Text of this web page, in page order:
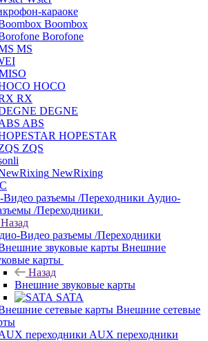
караоке
Boombox
Borofone
MS
HOCO
RX
DEGNE
ABS
HOPESTAR
ZQS
NewRixing
Аудио-
/Переходники
Назад
Видео разъемы /Переходники
Внешние
карты
Назад
Внешние звуковые карты
SATA
Внешние сетевые
AUX переходники